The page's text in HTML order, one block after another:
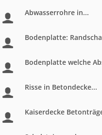
Abwasserrohre in...
Bodenplatte:
Bodenplatte welche
Risse in Betondecke...
Kaiserdecke